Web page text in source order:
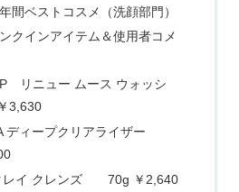
ベストコスメ（洗顔部門）
クインアイテム＆使用者コメ
リニュー ムース ウォッシ
ディープクリアライザー
レイ クレンズ 70g ￥2,640